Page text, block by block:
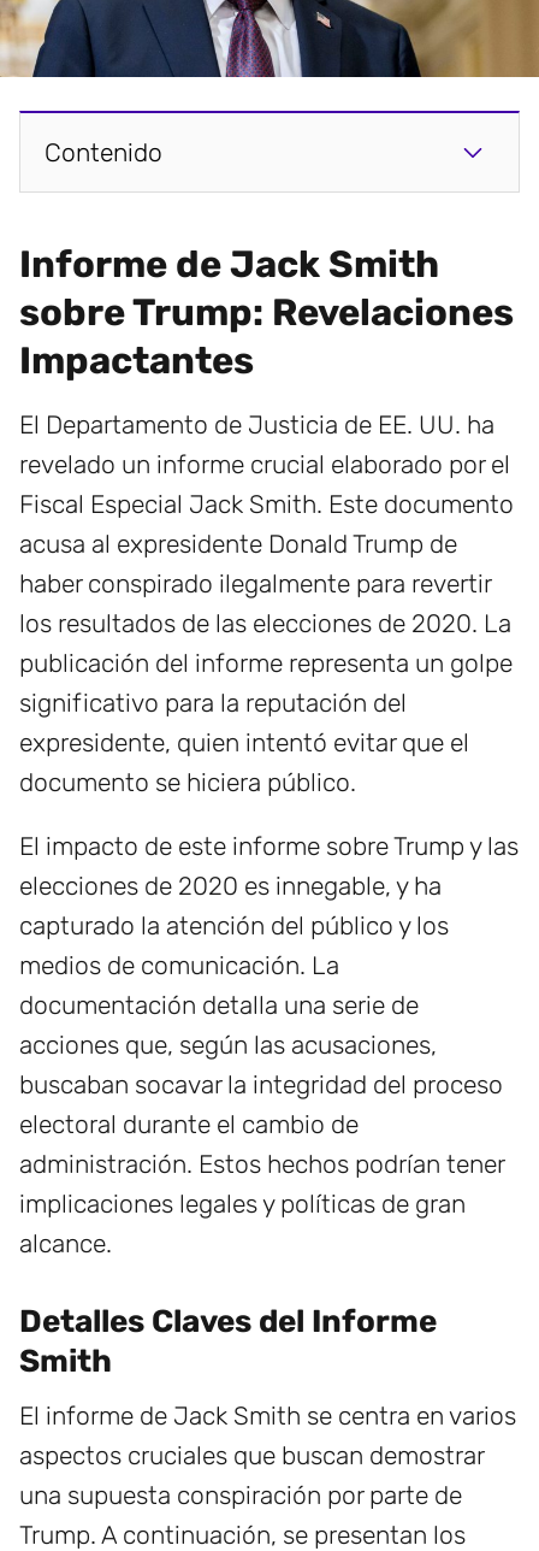
Contenido
Informe de Jack Smith
sobre Trump: Revelaciones
Impactantes
El Departamento de Justicia de EE. UU. ha
revelado un informe crucial elaborado por el
Fiscal Especial Jack Smith. Este documento
acusa al expresidente Donald Trump de
haber conspirado ilegalmente para revertir
los resultados de las elecciones de 2020. La
publicación del informe representa un golpe
significativo para la reputación del
expresidente, quien intentó evitar que el
documento se hiciera público.
El impacto de este informe sobre Trump y las
elecciones de 2020 es innegable, y ha
capturado la atención del público y los
medios de comunicación. La
documentación detalla una serie de
acciones que, según las acusaciones,
buscaban socavar la integridad del proceso
electoral durante el cambio de
administración. Estos hechos podrían tener
implicaciones legales y políticas de gran
alcance.
Detalles Claves del Informe
Smith
El informe de Jack Smith se centra en varios
aspectos cruciales que buscan demostrar
una supuesta conspiración por parte de
Trump. A continuación, se presentan los